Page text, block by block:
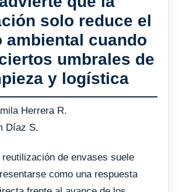
solo reduce el
ambiental cuando
umbrales de
y logística
Herrera R.
Díaz S.
reutilización de envases suele
como una respuesta